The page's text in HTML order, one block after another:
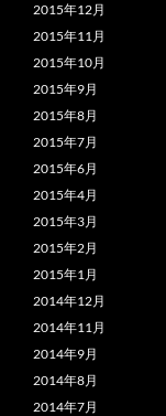
2015年12月
2015年11月
2015年10月
2015年9月
2015年8月
2015年7月
2015年6月
2015年4月
2015年3月
2015年2月
2015年1月
2014年12月
2014年11月
2014年9月
2014年8月
2014年7月